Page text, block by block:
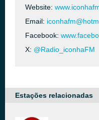
Website:
Email:
Facebook:
X: @Radio_iconhaFM
Estações relacionadas